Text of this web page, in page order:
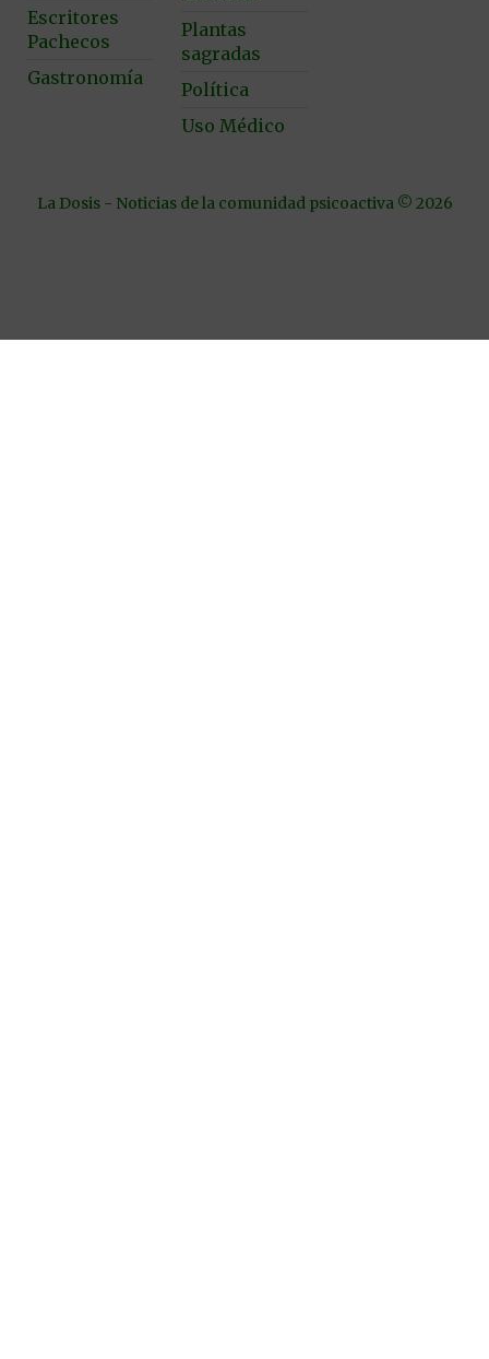
Escritores
Pachecos
Gastronomía
Plantas
sagradas
Política
Uso Médico
La Dosis - Noticias de la comunidad psicoactiva © 2026